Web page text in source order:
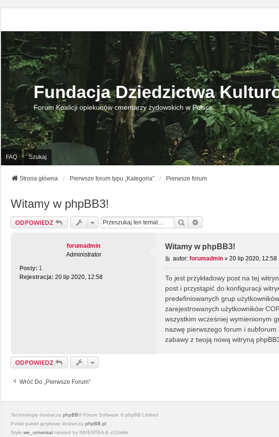
Fundacja Dziedzictwa
Forum Koalicji opiekunów cmentarzy żydowskich w Polsce.
FAQ Szukaj
Strona główna Pierwsze forum typu „Kategoria” Pierwsze forum
Witamy w phpBB3!
ODPOWIEDZ Szukaj
forumadmin
Administrator
Posty: 1
Rejestracja: 20 lip 2020, 12:58
Witamy w phpBB3!
P
o
autor: forumadmin» 20 lip 2020, 12:58
To jest przykładowy post na tej
post i przystąpić do konfiguracji
predefiniowanych grup
zarejestrowanych użytkowników
wszystkim wcześniej wymienionym
nazwę pierwszego forum i
zabawy z twoją nową witryną
ODPOWIEDZ
Wróć Do „Pierwsze Forum”
Technologię dostarcza phpBB® Forum Software © phpBB Limited
Polski pakiet językowy dostarcza phpBB.pl
Style we_universal created by INVENTEA & v12mike